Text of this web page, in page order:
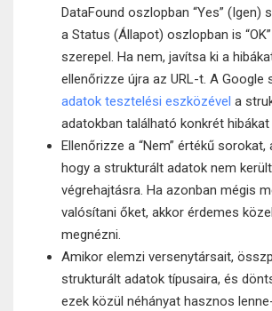
DataFound oszlopban “Yes” (Igen)
a Status (Állapot) oszlopban is
szerepel. Ha nem, javítsa ki a
ellenőrizze újra az URL-t. A Google
adatok tesztelési eszközével a
adatokban található konkrét hibákat
Ellenőrizze a “Nem” értékű sorokat,
hogy a strukturált adatok nem
végrehajtásra. Ha azonban mégis
valósítani őket, akkor érdemes
megnézni.
Amikor elemzi versenytársait,
strukturált adatok típusaira, és
ezek közül néhányat hasznos